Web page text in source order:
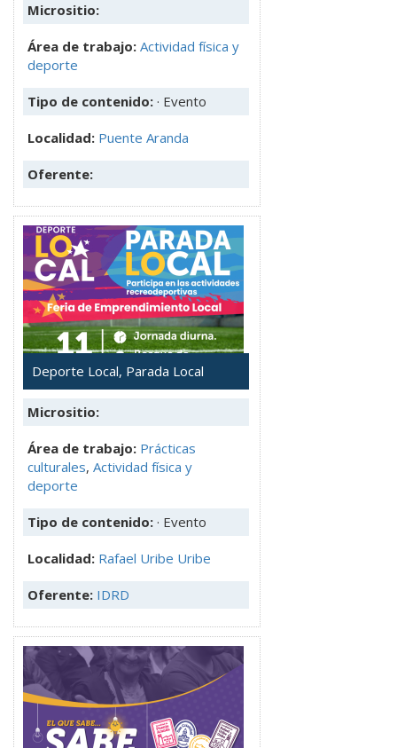
Micrositio:
Área de trabajo: Actividad física y
deporte
Tipo de contenido: · Evento
Localidad: Puente Aranda
Oferente:
Deporte Local, Parada Local
Micrositio:
Área de trabajo: Prácticas
culturales, Actividad física y
deporte
Tipo de contenido: · Evento
Localidad: Rafael Uribe Uribe
Oferente: IDRD